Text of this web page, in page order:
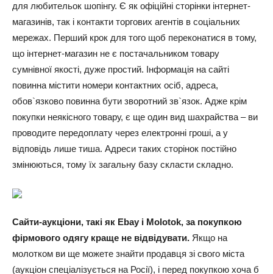
для любительок шопінгу. Є як офіційні сторінки інтернет-
магазинів, так і контакти торгових агентів в соціальних
мережах. Перший крок для того щоб переконатися в тому,
що інтернет-магазин не є постачальником товару
сумнівної якості, дуже простий. Інформація на сайті
повинна містити номери контактних осіб, адреса,
обов`язково повинна бути зворотний зв`язок. Адже крім
покупки неякісного товару, є ще один вид шахрайства – ви
проводите передоплату через електронні гроші, а у
відповідь лише тиша. Адреси таких сторінок постійно
змінюються, тому їх загальну базу скласти складно.
Сайти-аукціони, такі як Ebay і Molotok, за покупкою
фірмового одягу краще не відвідувати. Якщо на
молотком ви ще можете знайти продавця зі свого міста
(аукціон спеціалізується на Росії), і перед покупкою хоча б